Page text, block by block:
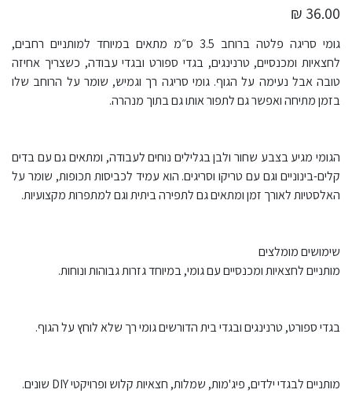
36.00 ₪
גומי סריגה פלטה ברוחב 3.5 ס״מ מתאים במיוחד למותניים רחבים,
לחצאיות ומכנסיים, טרנינגים, בגדי ספורט ובגדי עבודה, כשצריך אחיזה
טובה אבל נעימה על הגוף. גומי סריגה רך וגמיש, שומר על הרוחב שלו
בזמן מתיחה ואפשר גם לתפור אותו גם בתוך מנהרה.
הגומי מגיע בצבע שחור ולבן בגלילים נוחים לעבודה, ומתאים גם עם בדים
קלים-בינוניים וגם עם טריקו וסריגים. הוא עמיד לכביסות תכופות, שומר על
האלסטיות לאורך זמן ומתאים גם לתפירה ביתית וגם למתפרות מקצועיות.
שימושים מומלצים
מותניים לחצאיות ומכנסיים עם גומי, במיוחד גזרות גבוהות ונוחות.
בגדי ספורט, טרנינגים ובגדי בית הדורשים גומי רך שלא לוחץ על הגוף.
מותניים לבגדי ילדים, פיג'מות, שמלות, חצאיות קלוש ופרויקטי DIY שונים.